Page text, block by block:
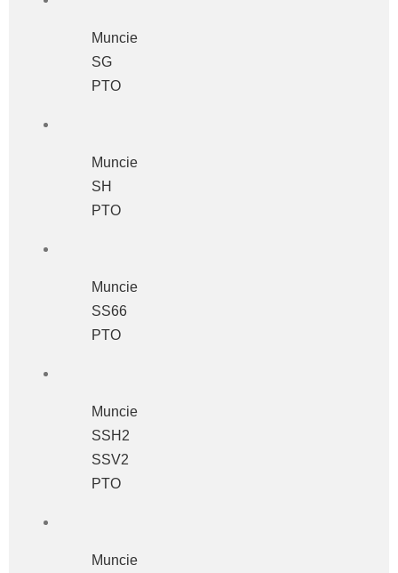
Muncie
SG
PTO
Muncie
SH
PTO
Muncie
SS66
PTO
Muncie
SSH2
SSV2
PTO
Muncie